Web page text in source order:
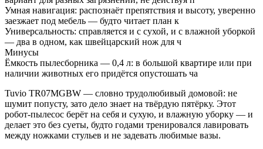
Умная навигация: распознаёт препятствия и высоту, уверенно
заезжает под мебель — будто читает план к
Универсальность: справляется и с сухой, и с влажной уборкой
— два в одном, как швейцарский нож для ч
Минусы
Ёмкость пылесборника — 0,4 л: в большой квартире или при
наличии животных его придётся опустошать ча
Tuvio TR07MGBW — словно трудолюбивый домовой: не
шумит попусту, зато дело знает на твёрдую пятёрку. Этот
робот‑пылесос берёт на себя и сухую, и влажную уборку — и
делает это без суеты, будто годами тренировался лавировать
между ножками стульев и не задевать любимые вазы.